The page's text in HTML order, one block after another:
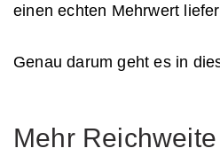
einen echten Mehrwert
Genau darum geht es in
Mehr